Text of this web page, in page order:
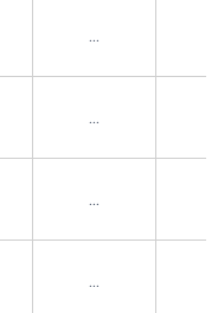
...
...
...
...